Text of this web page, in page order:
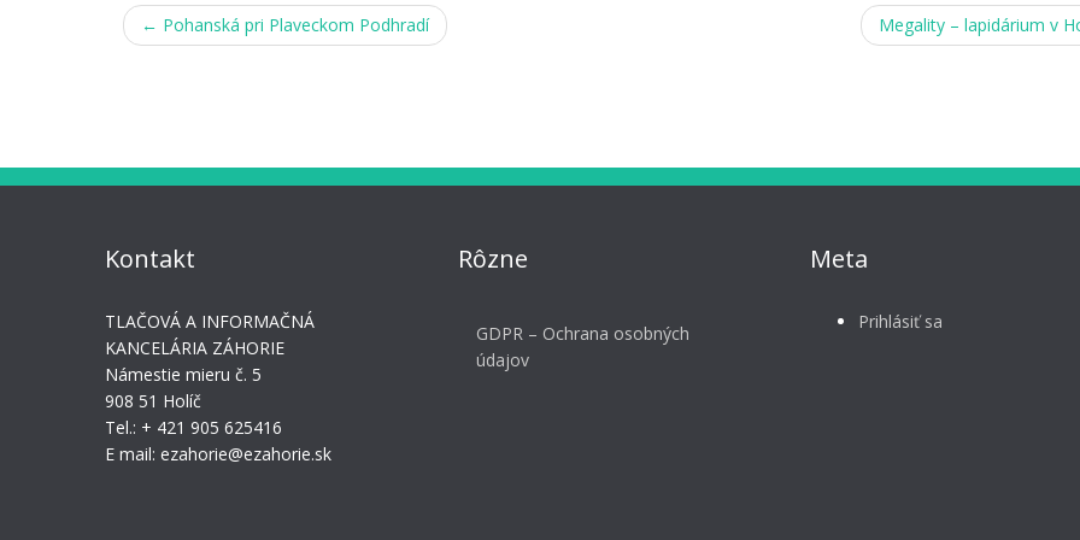
Post
← Pohanská pri Plaveckom Podhradí Megality – lapidárium v
Kontakt
TLAČOVÁ A INFORMAČNÁ
KANCELÁRIA ZÁHORIE
Námestie mieru č. 5
908 51 Holíč
Tel.: + 421 905 625416
E mail: ezahorie@ezahorie.sk
Rôzne
GDPR – Ochrana osobných
údajov
Meta
Prihlásiť sa